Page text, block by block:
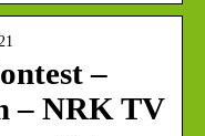
–
– NRK TV